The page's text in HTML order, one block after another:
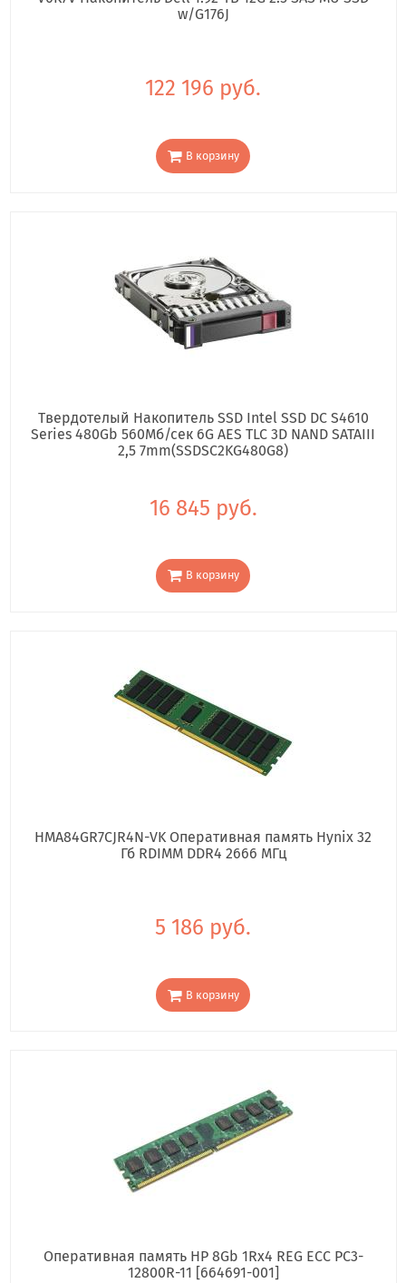
w/G176J
122 196 руб.
В корзину
Твердотелый Накопитель SSD Intel SSD DC S4610
Series 480Gb 560Мб/сек 6G AES TLC 3D NAND SATAIII
2,5 7mm(SSDSC2KG480G8)
16 845 руб.
В корзину
HMA84GR7CJR4N-VK Оперативная память Hynix 32
Гб RDIMM DDR4 2666 МГц
5 186 руб.
В корзину
Оперативная память HP 8Gb 1Rx4 REG ECC PC3-
12800R-11 [664691-001]